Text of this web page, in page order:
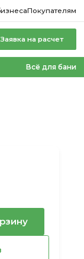
Покупателям
Заявка на расчет
Всё для бани